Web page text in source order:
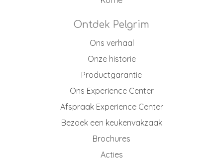
Ontdek Pelgrim
Ons verhaal
Onze historie
Productgarantie
Ons Experience Center
Afspraak Experience Center
Bezoek een keukenvakzaak
Brochures
Acties